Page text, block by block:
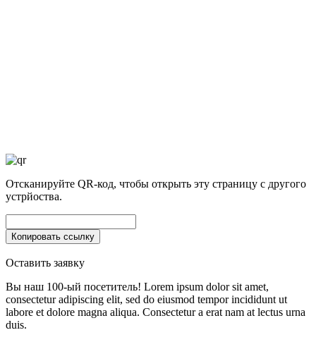
Отсканируйте QR-код, чтобы открыть эту страницу с другого
устрйоства.
Оставить заявку
Вы наш 100-ый посетитель! Lorem ipsum dolor sit amet,
consectetur adipiscing elit, sed do eiusmod tempor incididunt ut
labore et dolore magna aliqua. Consectetur a erat nam at lectus urna
duis.